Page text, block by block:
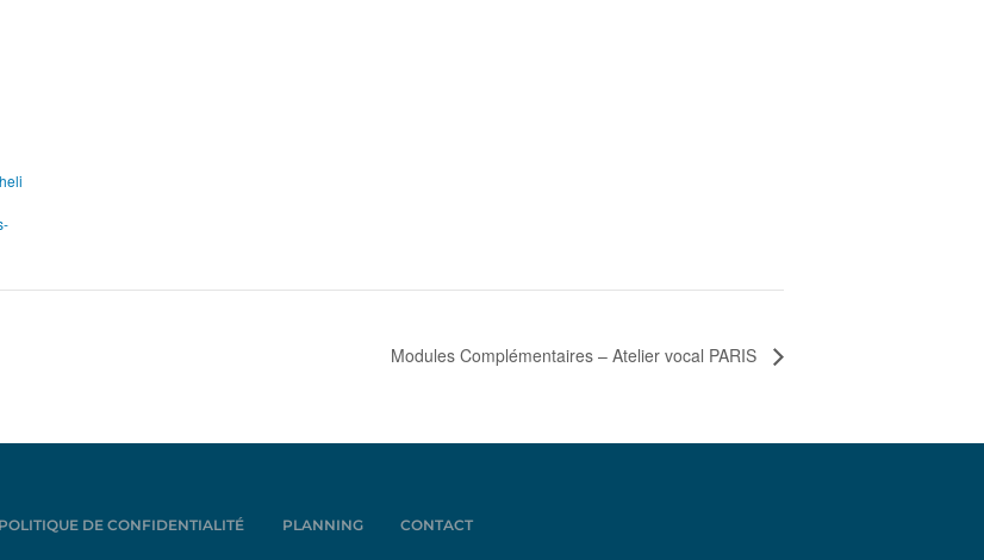
Modules Complémentaires – Atelier vocal PARIS
POLITIQUE DE CONFIDENTIALITÉ PLANNING CONTACT